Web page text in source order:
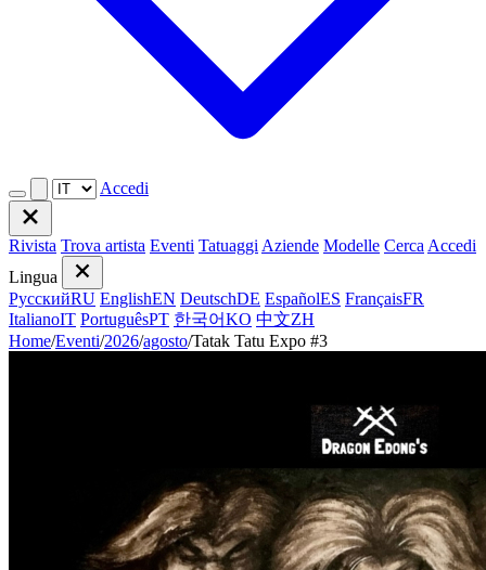
Accedi
Rivista Trova artista Eventi Tatuaggi Aziende Modelle Cerca Accedi
Lingua
РусскийRU EnglishEN DeutschDE EspañolES FrançaisFR
ItalianoIT PortuguêsPT 한국어KO 中文ZH
Home/Eventi/2026/agosto/Tatak Tatu Expo #3